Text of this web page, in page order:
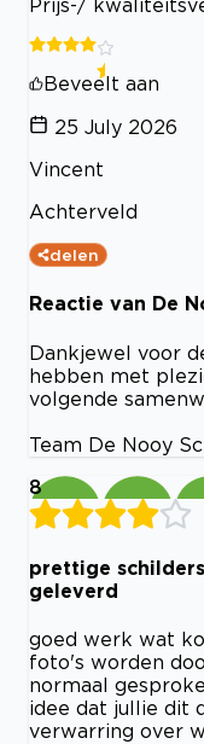
Prijs-/
Beveelt aan
25 July 2026
Vincent
Achterveld
delen
Reactie van De
Dankjewel voor
hebben met
volgende
Team De Nooy
8
prettige
geleverd
goed werk wat
foto's worden
normaal
idee dat jullie dit
verwarring over